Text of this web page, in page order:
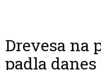
Drevesa na
padla